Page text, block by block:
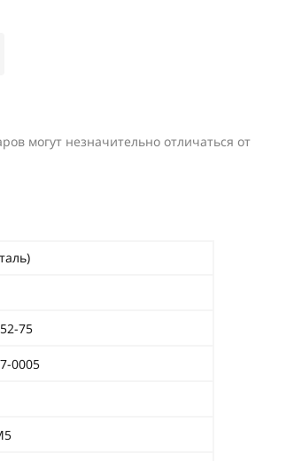
могут незначительно отличаться от
75
0005